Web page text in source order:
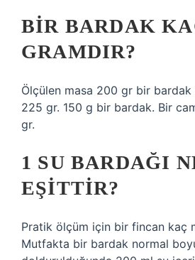
BIR BARDAK
GRAMDIR?
Ölçülen masa 200 gr bir bardak
225 gr. 150 g bir bardak. Bir
gr.
1 SU BARDAĞI
EŞITTIR?
Pratik ölçüm için bir fincan kaç
Mutfakta bir bardak normal